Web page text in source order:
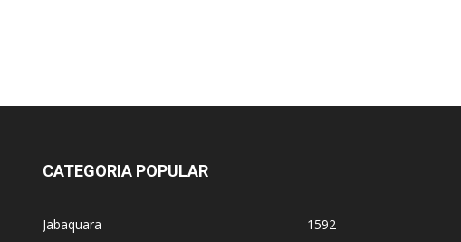
CATEGORIA POPULAR
Jabaquara
1592